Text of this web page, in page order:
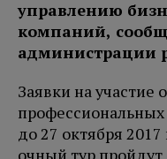
управлению
компаний,
администрации
Заявки на участие
до 27 октября 2017